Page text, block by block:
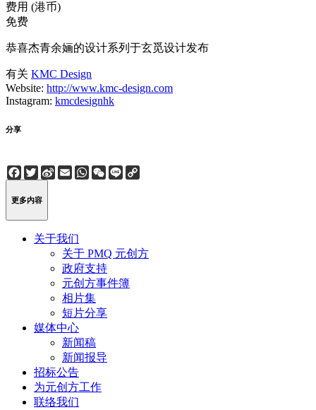
费用 (港币)
免费
恭喜杰青余婳的设计系列于玄觅设计发布
有关 KMC Design
Website: http://www.kmc-design.com
Instagram: kmcdesignhk
分享
Facebook
Twitter
Sina
Weibo
EmailWhatsApp
WeChat
Line
更多内容
关于我们
关于 PMQ 元创方
政府支持
元创方事件簿
相片集
短片分享
媒体中心
新闻稿
新闻报导
招标公告
为元创方工作
联络我们